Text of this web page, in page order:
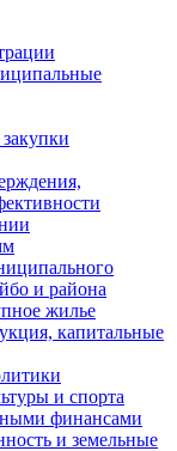
и района
жилье
капитальные
и спорта
финансами
и земельные